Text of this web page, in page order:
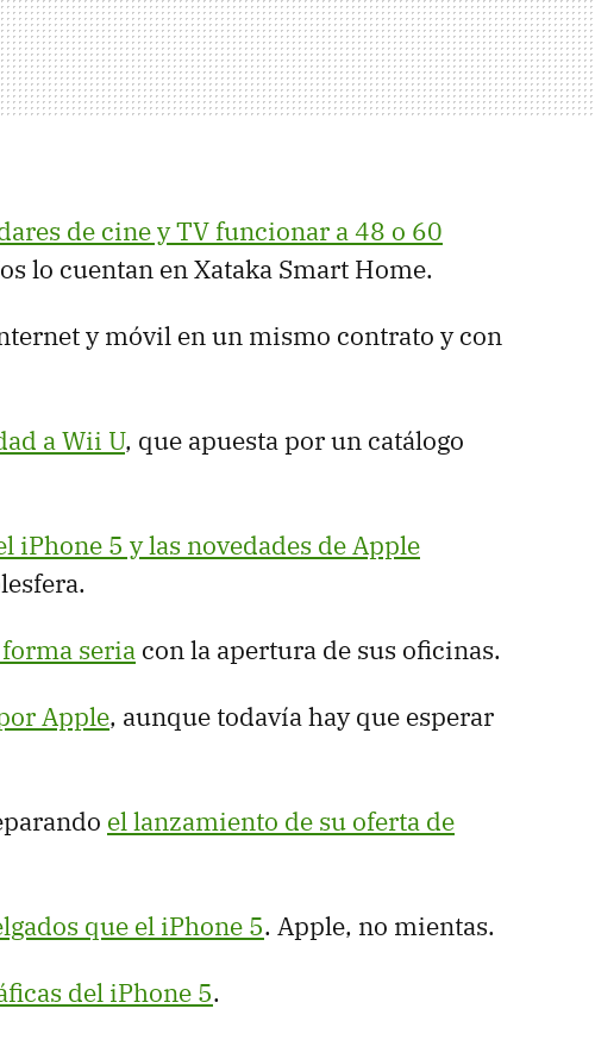
de cine y TV funcionar a 48 o 60
lo cuentan en Xataka Smart Home.
y móvil en un mismo contrato y con
a Wii U, que apuesta por un catálogo
iPhone 5 y las novedades de Apple
seria con la apertura de sus oficinas.
Apple, aunque todavía hay que esperar
el lanzamiento de su oferta de
que el iPhone 5. Apple, no mientas.
del iPhone 5.